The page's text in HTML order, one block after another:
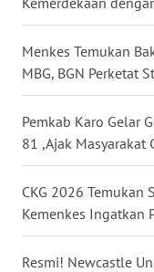
Menkes Temukan
MBG, BGN Perketat
Pemkab Karo Gelar
81 ,Ajak Masyarakat
CKG 2026 Temukan
Kemenkes Ingatkan
Resmi! Newcastle
WN
SULUT
WN
MALUKU
WN
MALUT
WN